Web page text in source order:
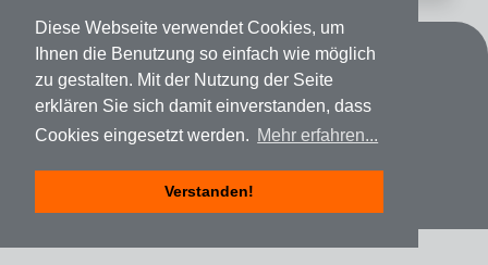
Diese Webseite verwendet Cookies, um
Ihnen die Benutzung so einfach wie möglich
zu gestalten. Mit der Nutzung der Seite
erklären Sie sich damit einverstanden, dass
Cookies eingesetzt werden. Mehr erfahren...
Verstanden!
Kontakt
Datenschutz